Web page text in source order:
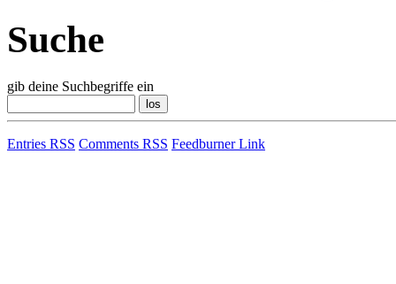
Suche
gib deine Suchbegriffe ein
Entries RSS Comments RSS Feedburner Link